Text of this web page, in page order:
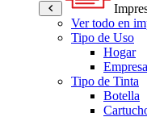
Ver todo en
Tipo de Uso
Hogar
Empresa
Tipo de Tinta
Botella